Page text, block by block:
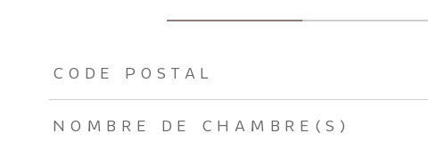
TRAD_ZEPHYR_Caracteristique
CODE POSTAL
NOMBRE DE CHAMBRE(S)